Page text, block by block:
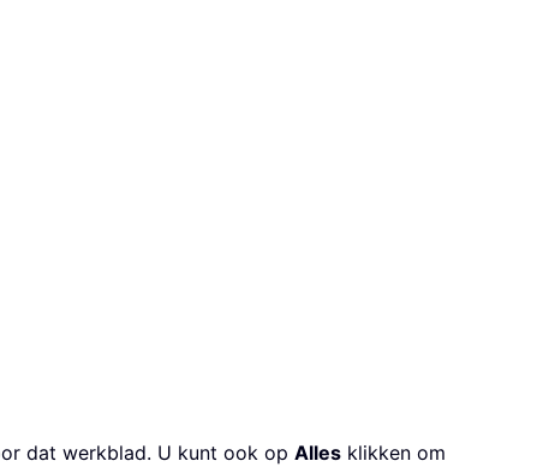
dat werkblad. U kunt ook op Alles klikken om